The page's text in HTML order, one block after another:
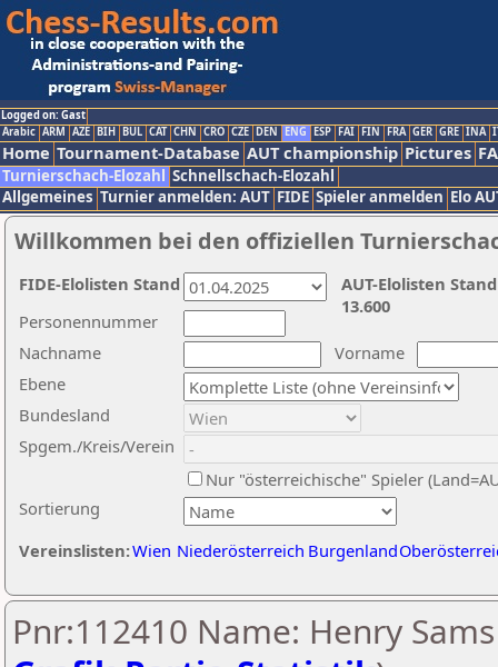
Logged on: Gast
Arabic ARM AZE BIH BUL CAT CHN CRO CZE DEN ENG ESP FAI FIN FRA GER GRE INA
Home Tournament-Database AUT championship Pictures
Turnierschach-Elozahl Schnellschach-Elozahl
Allgemeines Turnier anmelden: AUT FIDE Spieler anmelden Elo
Willkommen bei den offiziellen
Nachname
Vorname
Ebene
Sortierung
Personennummer
Bundesland
Spgem./Kreis/Verein
Nur "österreichische" Spieler
Vereinslisten:Wien Niederösterreich Burgenland
AUT-Elolisten
13.600
FIDE-Elolisten Stand
Pnr:112410 Name: Henry